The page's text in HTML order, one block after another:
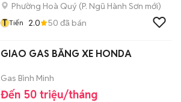
Phường Hoà Quý (P. Ngũ Hành Sơn mới)
T Tiến 2.0 50 đã bán
GIAO GAS BẰNG XE HONDA
Gas Bình Minh
Đến 50 triệu/tháng